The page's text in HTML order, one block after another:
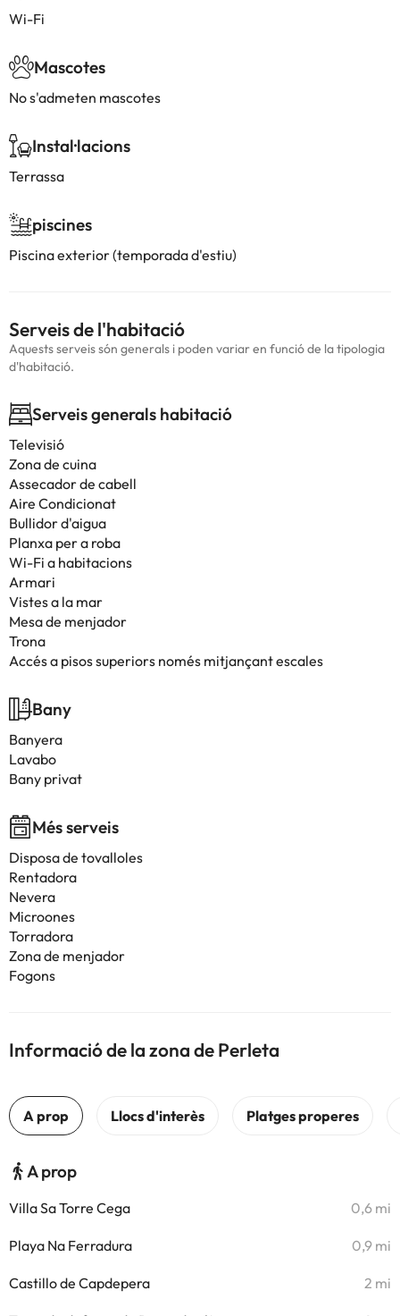
Wi-Fi
Mascotes
No s'admeten mascotes
Instal·lacions
Terrassa
piscines
Piscina exterior (temporada d'estiu)
Serveis de l'habitació
Aquests serveis són generals i poden variar en funció de la tipologia
d'habitació.
Serveis generals habitació
Televisió
Zona de cuina
Assecador de cabell
Aire Condicionat
Bullidor d'aigua
Planxa per a roba
Wi-Fi a habitacions
Armari
Vistes a la mar
Mesa de menjador
Trona
Accés a pisos superiors només mitjançant escales
Bany
Banyera
Lavabo
Bany privat
Més serveis
Disposa de tovalloles
Rentadora
Nevera
Microones
Torradora
Zona de menjador
Fogons
Informació de la zona de Perleta
A prop
Villa Sa Torre Cega 0,6 mi
Playa Na Ferradura 0,9 mi
Castillo de Capdepera 2 mi